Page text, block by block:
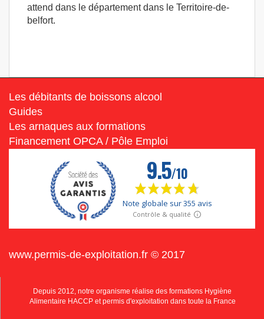
attend dans le département dans le Territoire-de-
belfort.
Les débitants de boissons alcool
Guides
Les arnaques aux formations
Financement OPCA / Pôle Emploi
www.permis-de-exploitation.fr © 2017
Depuis 2012, notre organisme réalise des formations Hygiène
Alimentaire HACCP et permis d'exploitation dans toute la France